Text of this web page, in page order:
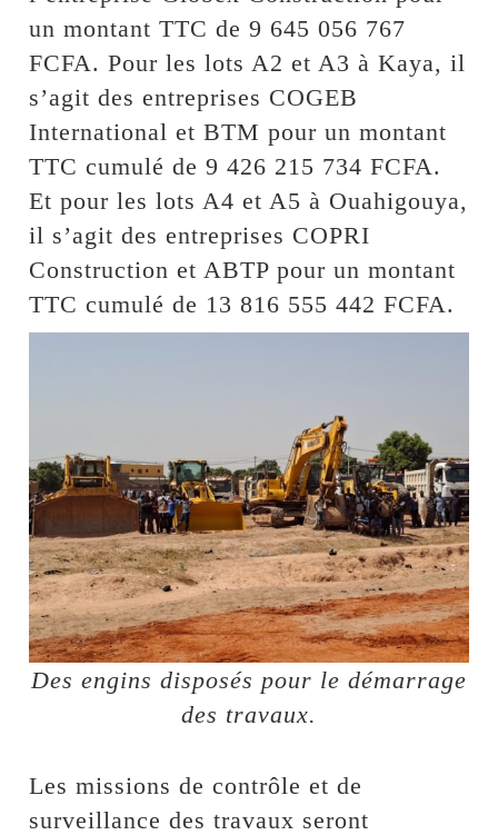
un montant TTC de 9 645 056 767
FCFA. Pour les lots A2 et A3 à Kaya, il
s’agit des entreprises COGEB
International et BTM pour un montant
TTC cumulé de 9 426 215 734 FCFA.
Et pour les lots A4 et A5 à Ouahigouya,
il s’agit des entreprises COPRI
Construction et ABTP pour un montant
TTC cumulé de 13 816 555 442 FCFA.
Des engins disposés pour le démarrage
des travaux.
Les missions de contrôle et de
surveillance des travaux seront